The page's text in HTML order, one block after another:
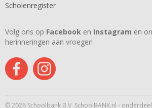
Scholenregister
Volg ons op Facebook en Instagram en
herinneringen aan vroeger!
© 2026 Schoolbank B.V. SchoolBANK.nl -